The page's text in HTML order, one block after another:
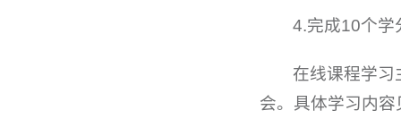
4.完成10个学
在线课程学习
会。具体学习内